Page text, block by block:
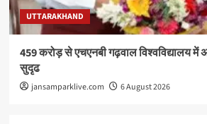
UTTARAKHAND
459 करोड़ से एचएनबी गढ़वाल विश्वविद्यालय में
सुदृढ
jansamparklive.com 6 August 2026